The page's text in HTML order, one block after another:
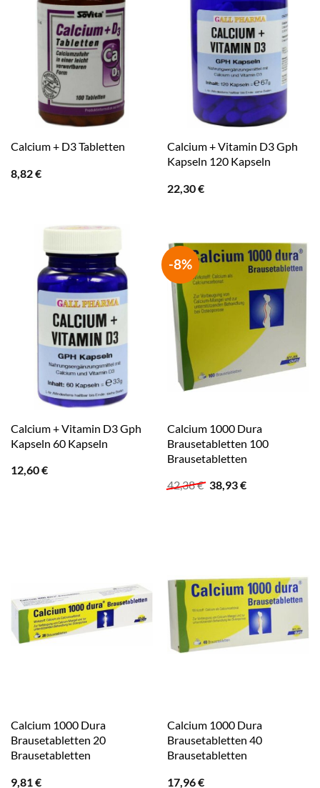
Calcium + D3 Tabletten
8,82€
Calcium + Vitamin D3 Gph
Kapseln 120 Kapseln
22,30€
Calcium + Vitamin D3 Gph
Kapseln 60 Kapseln
12,60€
-8%
Calcium 1000 Dura
Brausetabletten 100
Brausetabletten
42,38€ Ursprünglicher
38,93€Aktueller
Calcium 1000 Dura
Brausetabletten 20
Brausetabletten
9,81€
Calcium 1000 Dura
Brausetabletten 40
Brausetabletten
17,96€